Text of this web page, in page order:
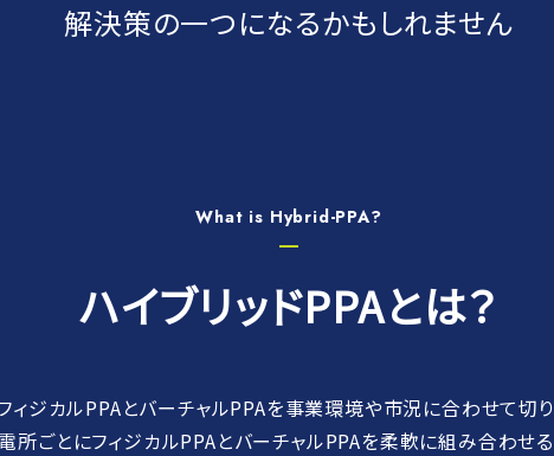
解決策の一つになるかもしれません
What is Hybrid-PPA?
ハイブリッドPPAとは？
ィジカルPPAとバーチャルPPAを事業環境や市況に合わせて切
所ごとにフィジカルPPAとバーチャルPPAを柔軟に組み合わせ